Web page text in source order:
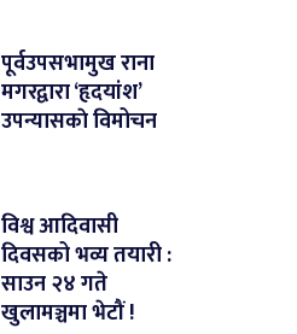
पूर्वउपसभामुख राना
मगरद्वारा ‘हृदयांश’
उपन्यासकाे विमोचन
विश्व आदिवासी
दिवसको भव्य तयारी :
साउन २४ गते
खुलामञ्चमा भेटौं !